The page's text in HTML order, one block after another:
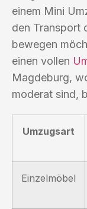
einem Mini
den Transport
bewegen
einen vollen
Magdeburg,
moderat sind,
Umzugsart
Einzelmöbel